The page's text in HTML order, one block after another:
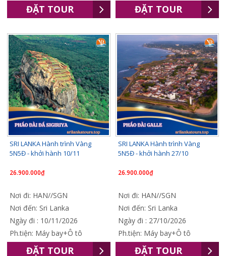
ĐẶT TOUR ĐẶT TOUR
SRI LANKA Hành trình Vàng
5N5Đ - khởi hành 10/11
26.900.000₫
Nơi đi: HAN//SGN
Nơi đến: Sri Lanka
Ngày đi : 10/11/2026
Ph.tiện: Máy bay+Ô tô
ĐẶT TOUR
SRI LANKA Hành trình Vàng
5N5Đ - khởi hành 27/10
26.900.000₫
Nơi đi: HAN//SGN
Nơi đến: Sri Lanka
Ngày đi : 27/10/2026
Ph.tiện: Máy bay+Ô tô
ĐẶT TOUR